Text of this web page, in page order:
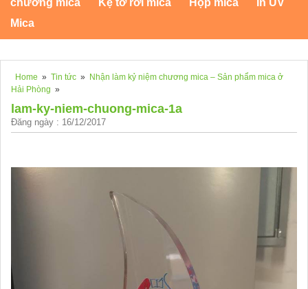
chương mica
Kệ tờ rơi mica Hộp mica
In UV
Mica
Home » Tin tức » Nhận làm kỷ niệm chương mica – Sản phẩm mica ở
Hải Phòng »
lam-ky-niem-chuong-mica-1a
Đăng ngày : 16/12/2017